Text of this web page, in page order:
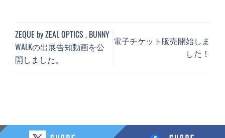
ZEQUE by ZEAL OPTICS , BUNNY
WALKの出展告知動画を公
開しました。
電子チケット販売開始しま
した！